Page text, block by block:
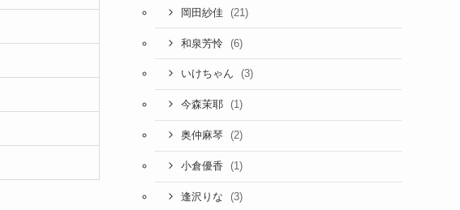
岡田紗佳 (21)
和泉芳怜 (6)
いけちゃん (3)
今森茉耶 (1)
奥仲麻琴 (2)
小倉優香 (1)
逢沢りな (3)